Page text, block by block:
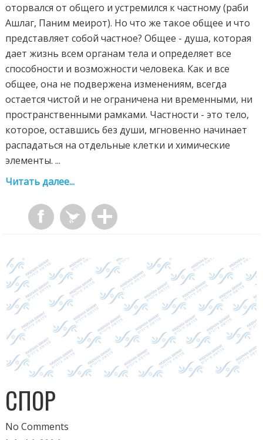
оторвался от общего и устремился к частному (раби
Ашлаг, Паним меирот). Но что же такое общее и что
представляет собой частное? Общее - душа, которая
дает жизнь всем органам тела и определяет все
способности и возможности человека. Как и все
общее, она не подвержена изменениям, всегда
остается чистой и не ограничена ни временными, ни
пространственными рамками. Частности - это тело,
которое, оставшись без души, мгновенно начинает
распадаться на отдельные клетки и химические
элементы. ...
Читать далее...
СПОР
No Comments